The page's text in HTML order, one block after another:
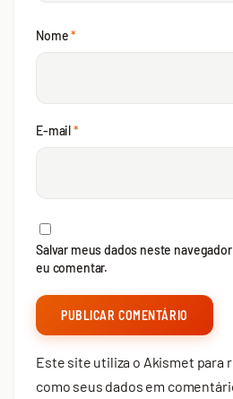
Nome*
E-mail *
Salvar meus dados neste
eu comentar.
Este site utiliza o Akismet para
como seus dados em